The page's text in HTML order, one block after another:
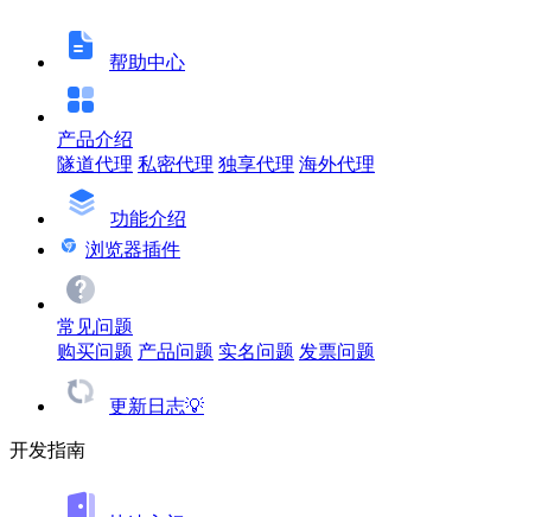
帮助中心
产品介绍
隧道代理 私密代理 独享代理 海外代理
功能介绍
浏览器插件
常见问题
购买问题 产品问题 实名问题 发票问题
更新日志💡
开发指南